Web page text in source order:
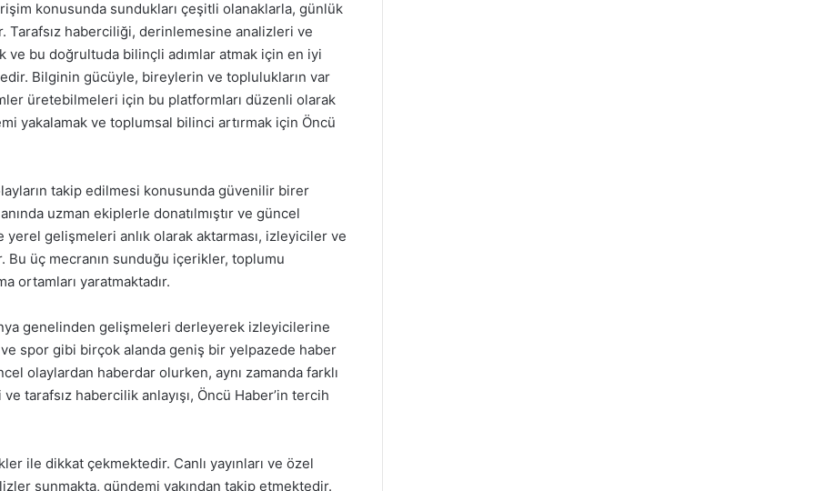
konusunda sundukları çeşitli olanaklarla, günlük
Tarafsız haberciliği, derinlemesine analizleri ve
bu doğrultuda bilinçli adımlar atmak için en iyi
Bilginin gücüyle, bireylerin ve toplulukların var
üretebilmeleri için bu platformları düzenli olarak
yakalamak ve toplumsal bilinci artırmak için Öncü
takip edilmesi konusunda güvenilir birer
uzman ekiplerle donatılmıştır ve güncel
yerel gelişmeleri anlık olarak aktarması, izleyiciler ve
üç mecranın sunduğu içerikler, toplumu
ortamları yaratmaktadır.
genelinden gelişmeleri derleyerek izleyicilerine
spor gibi birçok alanda geniş bir yelpazede haber
olaylardan haberdar olurken, aynı zamanda farklı
tarafsız habercilik anlayışı, Öncü Haber’in tercih
ile dikkat çekmektedir. Canlı yayınları ve özel
sunmakta, gündemi yakından takip etmektedir.